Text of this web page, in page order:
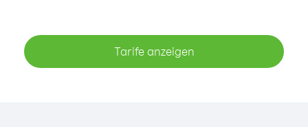
Tarife anzeigen